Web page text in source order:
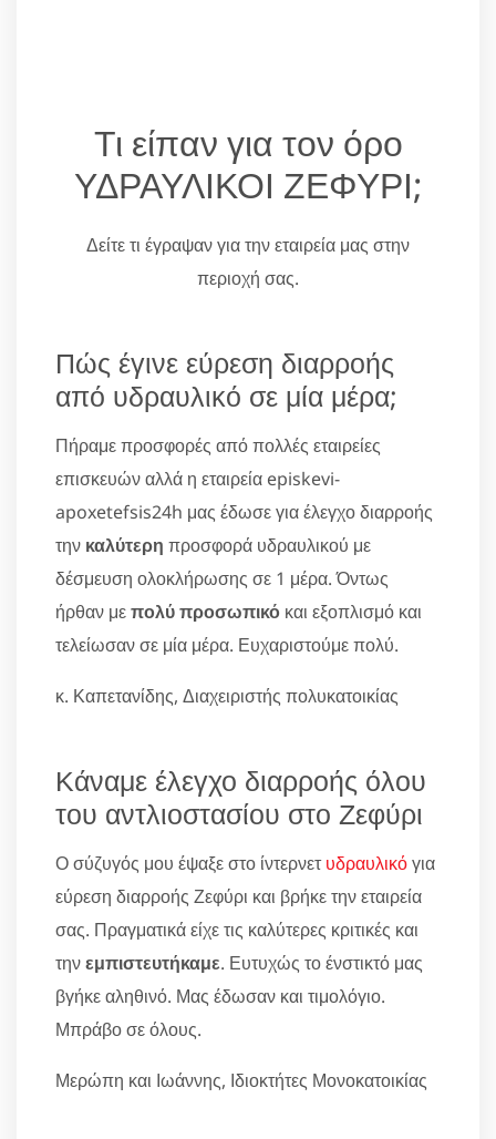
Τι είπαν για τον όρο
ΥΔΡΑΥΛΙΚΟΙ ΖΕΦΥΡΙ;
Δείτε τι έγραψαν για την εταιρεία μας στην
περιοχή σας.
Πώς έγινε εύρεση διαρροής
από υδραυλικό σε μία μέρα;
Πήραμε προσφορές από πολλές εταιρείες
επισκευών αλλά η εταιρεία episkevi-
apoxetefsis24h μας έδωσε για έλεγχο διαρροής
την καλύτερη προσφορά υδραυλικού με
δέσμευση ολοκλήρωσης σε 1 μέρα. Όντως
ήρθαν μεπολύ προσωπικό και εξοπλισμό και
τελείωσαν σε μία μέρα. Ευχαριστούμε πολύ.
κ. Καπετανίδης, Διαχειριστής πολυκατοικίας
Κάναμε έλεγχο διαρροής όλου
του αντλιοστασίου στο Ζεφύρι
Ο σύζυγός μου έψαξε στο ίντερνετυδραυλικόγια
εύρεση διαρροής Ζεφύρι και βρήκε την εταιρεία
σας. Πραγματικά είχε τις καλύτερες κριτικές και
τηνεμπιστευτήκαμε. Ευτυχώς το ένστικτό μας
βγήκε αληθινό. Μας έδωσαν και τιμολόγιο.
Μπράβο σε όλους.
Μερώπη και Ιωάννης, Ιδιοκτήτες Μονοκατοικίας